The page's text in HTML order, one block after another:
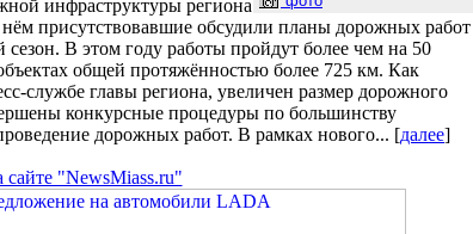
инфраструктуры региона
присутствовавшие обсудили планы дорожных работ
сезон. В этом году работы пройдут более чем на 50
общей протяжённостью более 725 км. Как
службе главы региона, увеличен размер дорожного
конкурсные процедуры по большинству
дорожных работ. В рамках нового... [далее]
сайте "NewsMiass.ru"